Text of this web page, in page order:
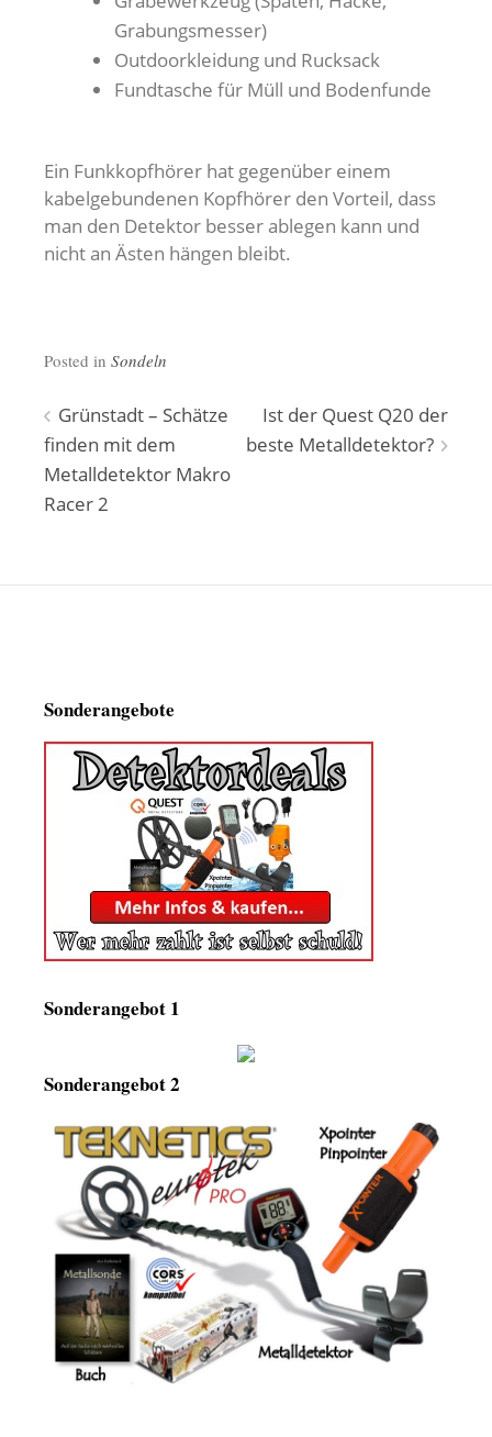
Grabungsmesser)
Outdoorkleidung und Rucksack
Fundtasche für Müll und Bodenfunde
Ein Funkkopfhörer hat gegenüber einem
kabelgebundenen Kopfhörer den Vorteil, dass
man den Detektor besser ablegen kann und
nicht an Ästen hängen bleibt.
Posted in Sondeln
Beitragsnavigation
Grünstadt – Schätze
finden mit dem
Metalldetektor Makro
Racer 2
Ist der Quest Q20 der
beste Metalldetektor?
Sonderangebote
Sonderangebot 1
Sonderangebot 2